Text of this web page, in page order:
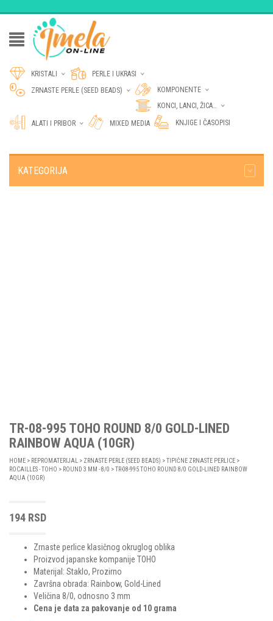
KRISTALI
PERLE I UKRASI
ZRNASTE PERLE (SEED BEADS)
KOMPONENTE
KONCI, LANCI, ŽICA…
ALATI I PRIBOR MIXED MEDIA KNJIGE I ČASOPISI
KATEGORIJA
TR-08-995 TOHO ROUND 8/0 GOLD-LINED
RAINBOW AQUA (10GR)
HOME > REPROMATERIJAL > ZRNASTE PERLE (SEED BEADS) >TIPIČNE ZRNASTE PERLICE >
ROCAILLES - TOHO > ROUND 3 MM - 8/0 > TR-08-995 TOHO ROUND 8/0 GOLD-LINED RAINBOW
AQUA (10GR)
194 RSD
Zrnaste perlice klasičnog okruglog oblika
Proizvod japanske kompanije TOHO
Materijal: Staklo, Prozirno
Završna obrada: Rainbow, Gold-Lined
Veličina 8/0, odnosno 3 mm
Cena je data za pakovanje od 10 grama